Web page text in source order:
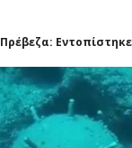
Πρέβεζα: